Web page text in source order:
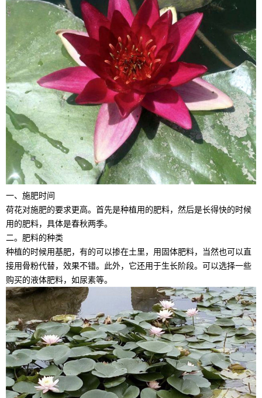
一、施肥时间
荷花对施肥的要求更高。首先是种植用的肥料，然后是长得快的时候
用的肥料，具体是春秋两季。
二。肥料的种类
种植的时候用基肥，有的可以掺在土里，用固体肥料，当然也可以直
接用骨粉代替，效果不错。此外，它还用于生长阶段。可以选择一些
购买的液体肥料，如尿素等。